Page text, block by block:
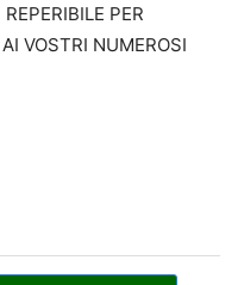
PER
VOSTRI NUMEROSI